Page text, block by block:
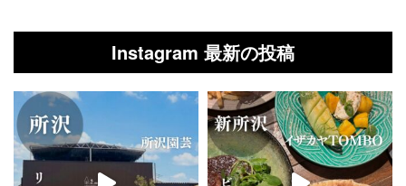
Instagram 最新の投稿